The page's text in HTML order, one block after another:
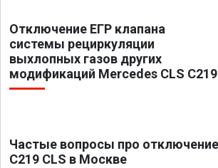
Отключение ЕГР клапана
системы рециркуляции
выхлопных газов других
модификаций Mercedes CLS C219
Частые вопросы про
C219 CLS в Москве